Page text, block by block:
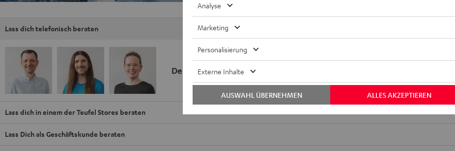
Lass dich telefonisch beraten
Deine Kaufberatung
Keinen Store in der Nähe? Kein Problem, wir
Hier Termin buchen
Lass dich in einem der Teufel Stores beraten
Lass Dich als Geschäftskunde beraten
Analyse
Marketing
Personalisierung
Externe Inhalte
ALLES AKZEPTIEREN
AUSWAHL ÜBERNEHMEN